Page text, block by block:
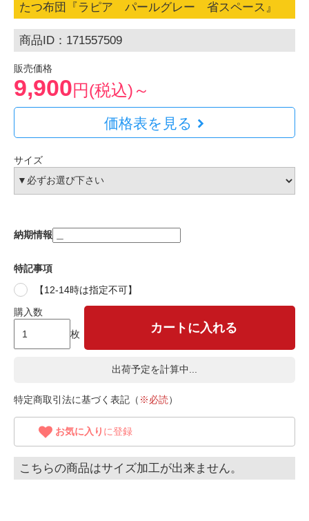
たつ布団『ラピア パールグレー 省スペース』
商品ID：171557509
販売価格
9,900円(税込)～
価格表を見る
サイズ
納期情報
特記事項
【12-14時は指定不可】
購入数
枚
カートに入れる
出荷予定を計算中...
特定商取引法に基づく表記（ ※必読）
お気に入り に登録
こちらの商品はサイズ加工が出来ません。